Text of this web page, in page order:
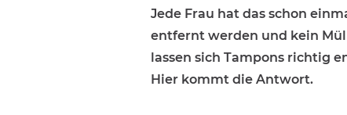
Jede Frau hat das schon
entfernt werden und kein
lassen sich Tampons richtig
Hier kommt die Antwort.